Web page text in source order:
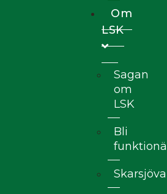
Om
LSK
Sagan
om
LSK
Bli